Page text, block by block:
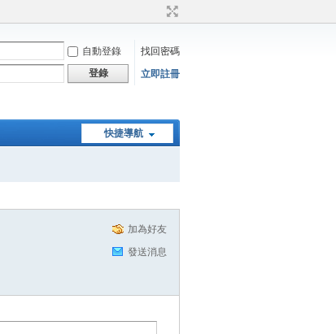
自動登錄
找回密碼
登錄 立即註冊
快捷導航
加為好友
發送消息